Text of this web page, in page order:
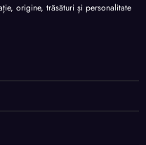
origine, trăsături și personalitate